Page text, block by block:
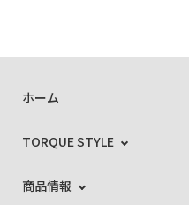
ホーム
TORQUE STYLE
商品情報